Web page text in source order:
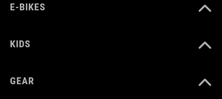
E-BIKES
KIDS
GEAR